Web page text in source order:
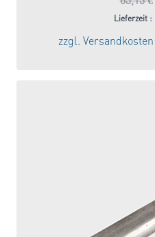
Lieferzeit :
zzgl. Versandkosten